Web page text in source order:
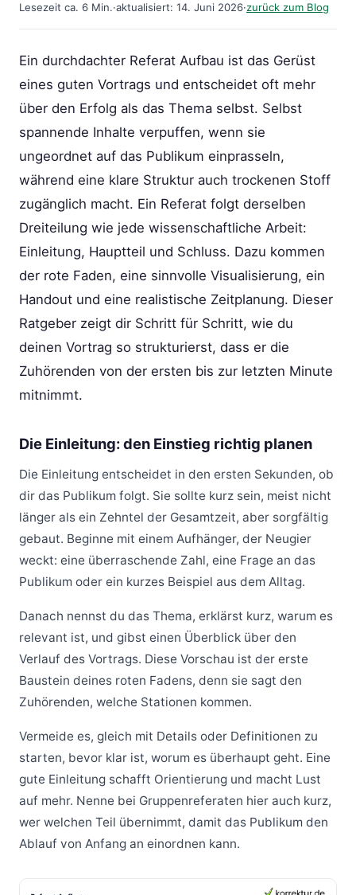
Lesezeit ca. 6 Min.·aktualisiert: 14. Juni 2026·zurück zum Blog
Ein durchdachter Referat Aufbau ist das Gerüst
eines guten Vortrags und entscheidet oft mehr
über den Erfolg als das Thema selbst. Selbst
spannende Inhalte verpuffen, wenn sie
ungeordnet auf das Publikum einprasseln,
während eine klare Struktur auch trockenen Stoff
zugänglich macht. Ein Referat folgt derselben
Dreiteilung wie jede wissenschaftliche Arbeit:
Einleitung, Hauptteil und Schluss. Dazu kommen
der rote Faden, eine sinnvolle Visualisierung, ein
Handout und eine realistische Zeitplanung. Dieser
Ratgeber zeigt dir Schritt für Schritt, wie du
deinen Vortrag so strukturierst, dass er die
Zuhörenden von der ersten bis zur letzten Minute
mitnimmt.
Die Einleitung: den Einstieg richtig planen
Die Einleitung entscheidet in den ersten Sekunden, ob
dir das Publikum folgt. Sie sollte kurz sein, meist nicht
länger als ein Zehntel der Gesamtzeit, aber sorgfältig
gebaut. Beginne mit einem Aufhänger, der Neugier
weckt: eine überraschende Zahl, eine Frage an das
Publikum oder ein kurzes Beispiel aus dem Alltag.
Danach nennst du das Thema, erklärst kurz, warum es
relevant ist, und gibst einen Überblick über den
Verlauf des Vortrags. Diese Vorschau ist der erste
Baustein deines roten Fadens, denn sie sagt den
Zuhörenden, welche Stationen kommen.
Vermeide es, gleich mit Details oder Definitionen zu
starten, bevor klar ist, worum es überhaupt geht. Eine
gute Einleitung schafft Orientierung und macht Lust
auf mehr. Nenne bei Gruppenreferaten hier auch kurz,
wer welchen Teil übernimmt, damit das Publikum den
Ablauf von Anfang an einordnen kann.